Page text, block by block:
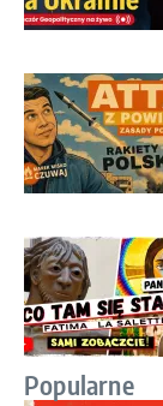
Popularne